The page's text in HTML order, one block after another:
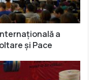
a
și Pace